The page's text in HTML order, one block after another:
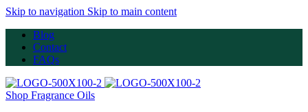
Skip to navigation Skip to main content
Blog
Contact
FAQs
Shop Fragrance Oils